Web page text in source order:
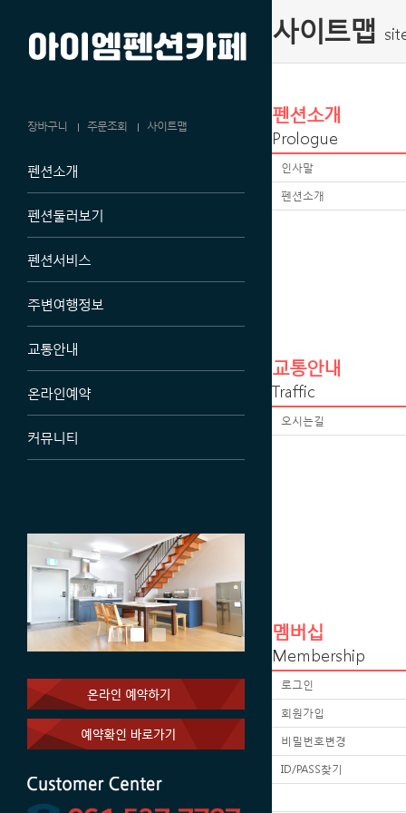
장바구니 주문조회 사이트맵
펜션소개
펜션둘러보기
펜션서비스
주변여행정보
교통안내
온라인예약
커뮤니티
사이트맵
펜션소개
Prologue
인사말
펜션소개
교통안내
Traffic
오시는길
멤버십
Membership
로그인
회원가입
비밀번호변경
ID/PASS찾기